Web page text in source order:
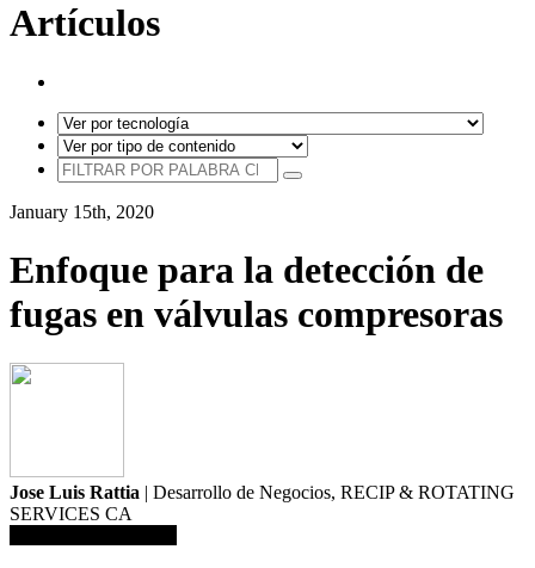
Artículos
January 15th, 2020
Enfoque para la detección de
fugas en válvulas compresoras
Jose Luis Rattia | Desarrollo de Negocios, RECIP & ROTATING
SERVICES CA